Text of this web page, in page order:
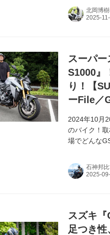
北岡博
スーパ
S1000』
り！【
ーFile／
2024年10月
のバイク！
場でどんな
石神邦
スズキ
足つき